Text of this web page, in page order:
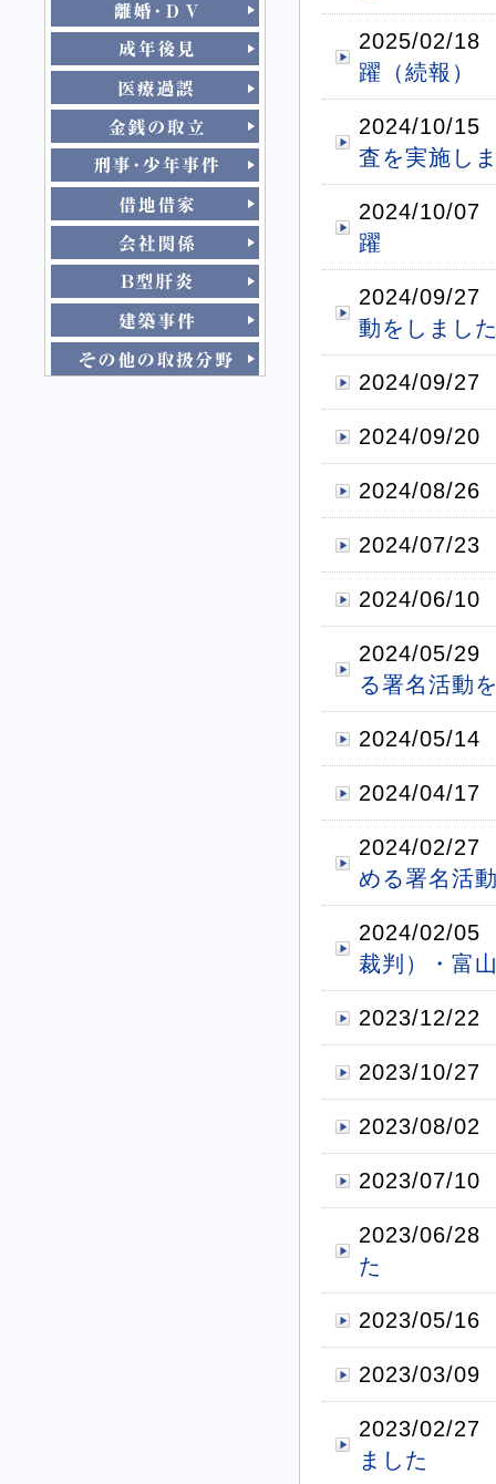
2025/02/18
躍（続報）
2024/10/15
査を実施し
2024/10/07
躍
2024/09/27
動をしまし
2024/09/27
2024/09/20
2024/08/26
2024/07/23
2024/06/10
2024/05/29
る署名活動
2024/05/14
2024/04/17
2024/02/27
める署名活
2024/02/05
裁判）・富
2023/12/22
2023/10/27
2023/08/02
2023/07/10
2023/06/28
た
2023/05/16
2023/03/09
2023/02/27
ました